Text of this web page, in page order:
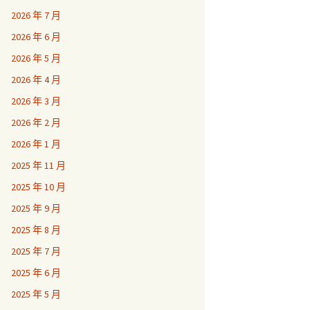
2026 年 7 月
2026 年 6 月
2026 年 5 月
2026 年 4 月
2026 年 3 月
2026 年 2 月
2026 年 1 月
2025 年 11 月
2025 年 10 月
2025 年 9 月
2025 年 8 月
2025 年 7 月
2025 年 6 月
2025 年 5 月